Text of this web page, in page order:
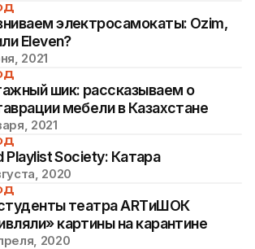
электросамокаты: Ozim,
Eleven?
2021
шик: рассказываем о
мебели в Казахстане
2021
Playlist Society: Катара
2020
театра ARTиШОК
картины на карантине
2020